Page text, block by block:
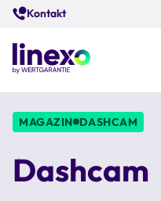
Skip
to
main
content
Kontakt
MAGAZIN DASHCAM
Dashcam